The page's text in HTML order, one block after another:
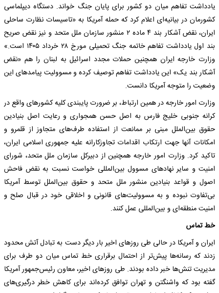
یادداشت تفاهم میان دو کشور برای پایان جنگ خواند. دستگاه دیپلماسی
کشورمان در بیانیه‌ای اعلام کرد که حمله آمریکا به «تاسیسات نظارت ساحلی
ایران، ‌نقض آشکار بند ۴ ماده ۲ منشور سازمان ملل متحد و نیز نقض صریح
بند اول یادداشت تفاهم خاتمه جنگ تحمیلی مورخ ۲۸ خرداد ۱۴۰۵ است.»
وزارت خارجه ایران همچنین حملات مجدد اسرائیل به لبنان را هم «نقض
آشکار بند یک» این یادداشت تفاهم توصیف کرده و مسوولیت پیامدهای این
وضعیت را متوجه آمریکا دانست.
وزارت امور خارجه در همین ارتباط، بر ضرورت پایبندی کلیه کشورهای واقع در
کرانه جنوبی خلیج فارس به اصل حسن همجواری و رعایت اصل بنیادین
حقوق بین‌الملل مبنی بر ممانعت از استفاده طرف‌های متجاوز از قلمرو و
امکانات آنها جهت ارتکاب اقدامات تجاوزکارانه علیه جمهوری اسلامی ایران،
تاکید کرد. وزارت امور خارجه همچنین از دبیرکل سازمان ملل متحد، شورای
امنیت و سایر نهادهای مسوول بین‌المللی خواست نسبت به نقض فاحش
اصول و قواعد بنیادین منشور ملل متحد و حقوق بین‌الملل توسط آمریکا
بی‌تفاوت نبوده و به مسوولیت‌های قانونی و اخلاقی خود در قبال صلح و
امنیت منطقه‌ای و بین‌المللی عمل کنند.
خط تماس
ایران و آمریکا در حالی طی روزهای اخیر بار دیگر دست به تبادل آتش محدود
زدند که رسانه‌ها پیش‌تر از احتمال برقراری خط تماس میان دو طرف برای
مدیریت تنش‌ها خبر داده بودند. طی روزهای اخیر، معاون رئیس‌جمهور آمریکا
گفته بود که واشنگتن و تهران توافق کرده‌اند برای کاهش خطر درگیری‌های